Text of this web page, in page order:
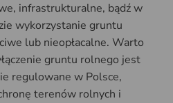
infrastrukturalne, bądź w
wykorzystanie gruntu
lub nieopłacalne. Warto
gruntu rolnego jest
regulowane w Polsce,
terenów rolnych i